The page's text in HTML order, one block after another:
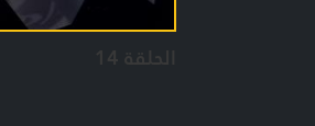
الحلقة 14